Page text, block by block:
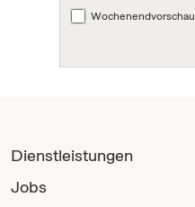
Wochenendvorschau
Dienstleistungen
Jobs